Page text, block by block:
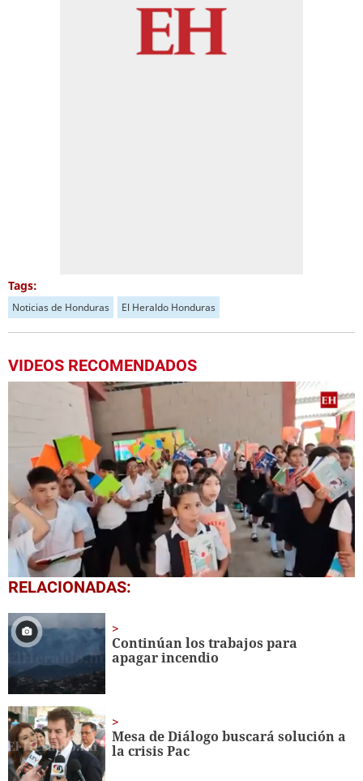
Tags:
Noticias de Honduras El Heraldo Honduras
VIDEOS RECOMENDADOS
0
seconds
1
minute,
56
RELACIONADAS:
Continúan los trabajos para
apagar incendio
Mesa de Diálogo buscará solución a
la crisis Pac